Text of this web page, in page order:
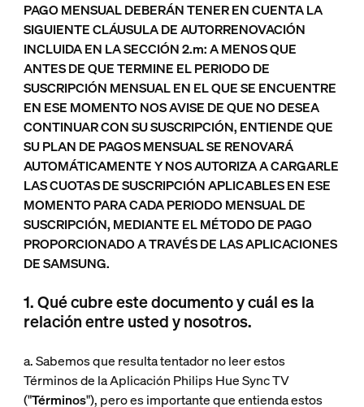
PAGO MENSUAL DEBERÁN TENER EN CUENTA LA
SIGUIENTE CLÁUSULA DE AUTORRENOVACIÓN
INCLUIDA EN LA SECCIÓN 2.m: A MENOS QUE
ANTES DE QUE TERMINE EL PERIODO DE
SUSCRIPCIÓN MENSUAL EN EL QUE SE ENCUENTRE
EN ESE MOMENTO NOS AVISE DE QUE NO DESEA
CONTINUAR CON SU SUSCRIPCIÓN, ENTIENDE QUE
SU PLAN DE PAGOS MENSUAL SE RENOVARÁ
AUTOMÁTICAMENTE Y NOS AUTORIZA A CARGARLE
LAS CUOTAS DE SUSCRIPCIÓN APLICABLES EN ESE
MOMENTO PARA CADA PERIODO MENSUAL DE
SUSCRIPCIÓN, MEDIANTE EL MÉTODO DE PAGO
PROPORCIONADO A TRAVÉS DE LAS APLICACIONES
DE SAMSUNG.
1. Qué cubre este documento y cuál es la
relación entre usted y nosotros.
a. Sabemos que resulta tentador no leer estos
Términos de la Aplicación Philips Hue Sync TV
("Términos"), pero es importante que entienda estos